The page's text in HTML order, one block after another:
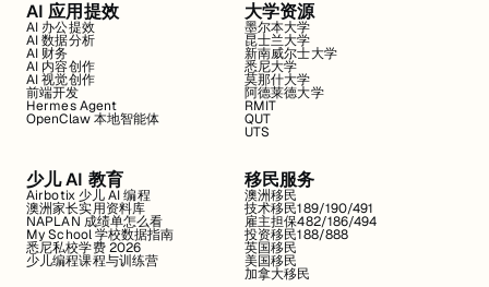
AI 应用提效
AI 办公提效
AI 数据分析
AI 财务
AI 内容创作
AI 视觉创作
前端开发
Hermes Agent
OpenClaw 本地智能体
大学资源
墨尔本大学
昆士兰大学
新南威尔士大学
悉尼大学
莫那什大学
阿德莱德大学
RMIT
QUT
UTS
少儿 AI 教育
Airbotix 少儿 AI 编程
澳洲家长实用资料库
NAPLAN 成绩单怎么看
My School 学校数据指南
悉尼私校学费 2026
少儿编程课程与训练营
移民服务
澳洲移民
技术移民189/190/491
雇主担保482/186/494
投资移民188/888
英国移民
美国移民
加拿大移民